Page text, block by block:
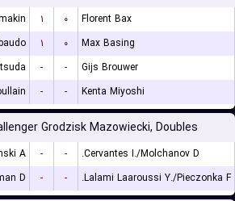
۱ ۰
Florent Bax
۱ ۰
Max Basing
- -
Gijs Brouwer
- - Kenta Miyoshi
Grodzisk Mazowiecki, Doubles
A. - -
Cervantes I./Molchanov D.
D.
- - Lalami Laaroussi Y./Pieczonka F.